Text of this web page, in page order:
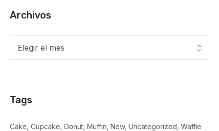
Archivos
Tags
Cake Cupcake Donut Muffin New Uncategorized Waffle